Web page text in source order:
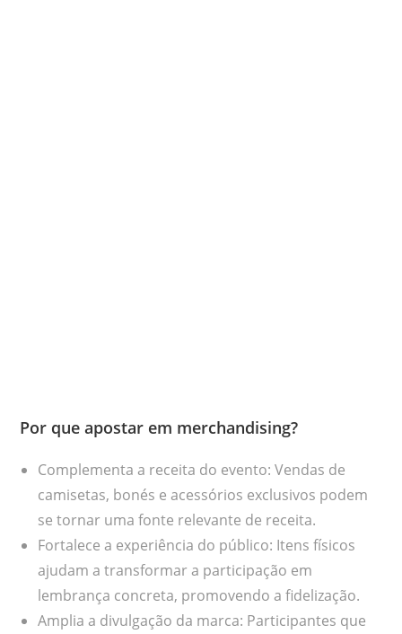
Por que apostar em merchandising?
Complementa a receita do evento: Vendas de
camisetas, bonés e acessórios exclusivos podem
se tornar uma fonte relevante de receita.
Fortalece a experiência do público: Itens físicos
ajudam a transformar a participação em
lembrança concreta, promovendo a fidelização.
Amplia a divulgação da marca: Participantes que